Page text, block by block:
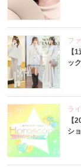
フ
【
ッ
ラ
【
シ